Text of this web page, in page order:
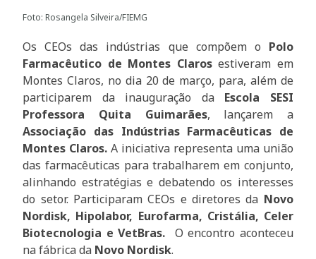
Foto: Rosangela Silveira/FIEMG
Os CEOs das indústrias que compõem o Polo
Farmacêutico de Montes Clarosestiveram em
Montes Claros, no dia 20 de março, para, além de
participarem da inauguração da Escola SESI
Professora Quita Guimarães, lançarem a
Associação das Indústrias Farmacêuticas de
Montes Claros. A iniciativa representa uma união
das farmacêuticas para trabalharem em conjunto,
alinhando estratégias e debatendo os interesses
do setor. Participaram CEOs e diretores da Novo
Nordisk, Hipolabor, Eurofarma, Cristália, Celer
Biotecnologia e VetBras. O encontro aconteceu
na fábricada Novo Nordisk.